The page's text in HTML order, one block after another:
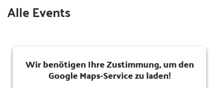
Alle Events
Wir benötigen Ihre Zustimmung, um den
Google Maps-Service zu laden!